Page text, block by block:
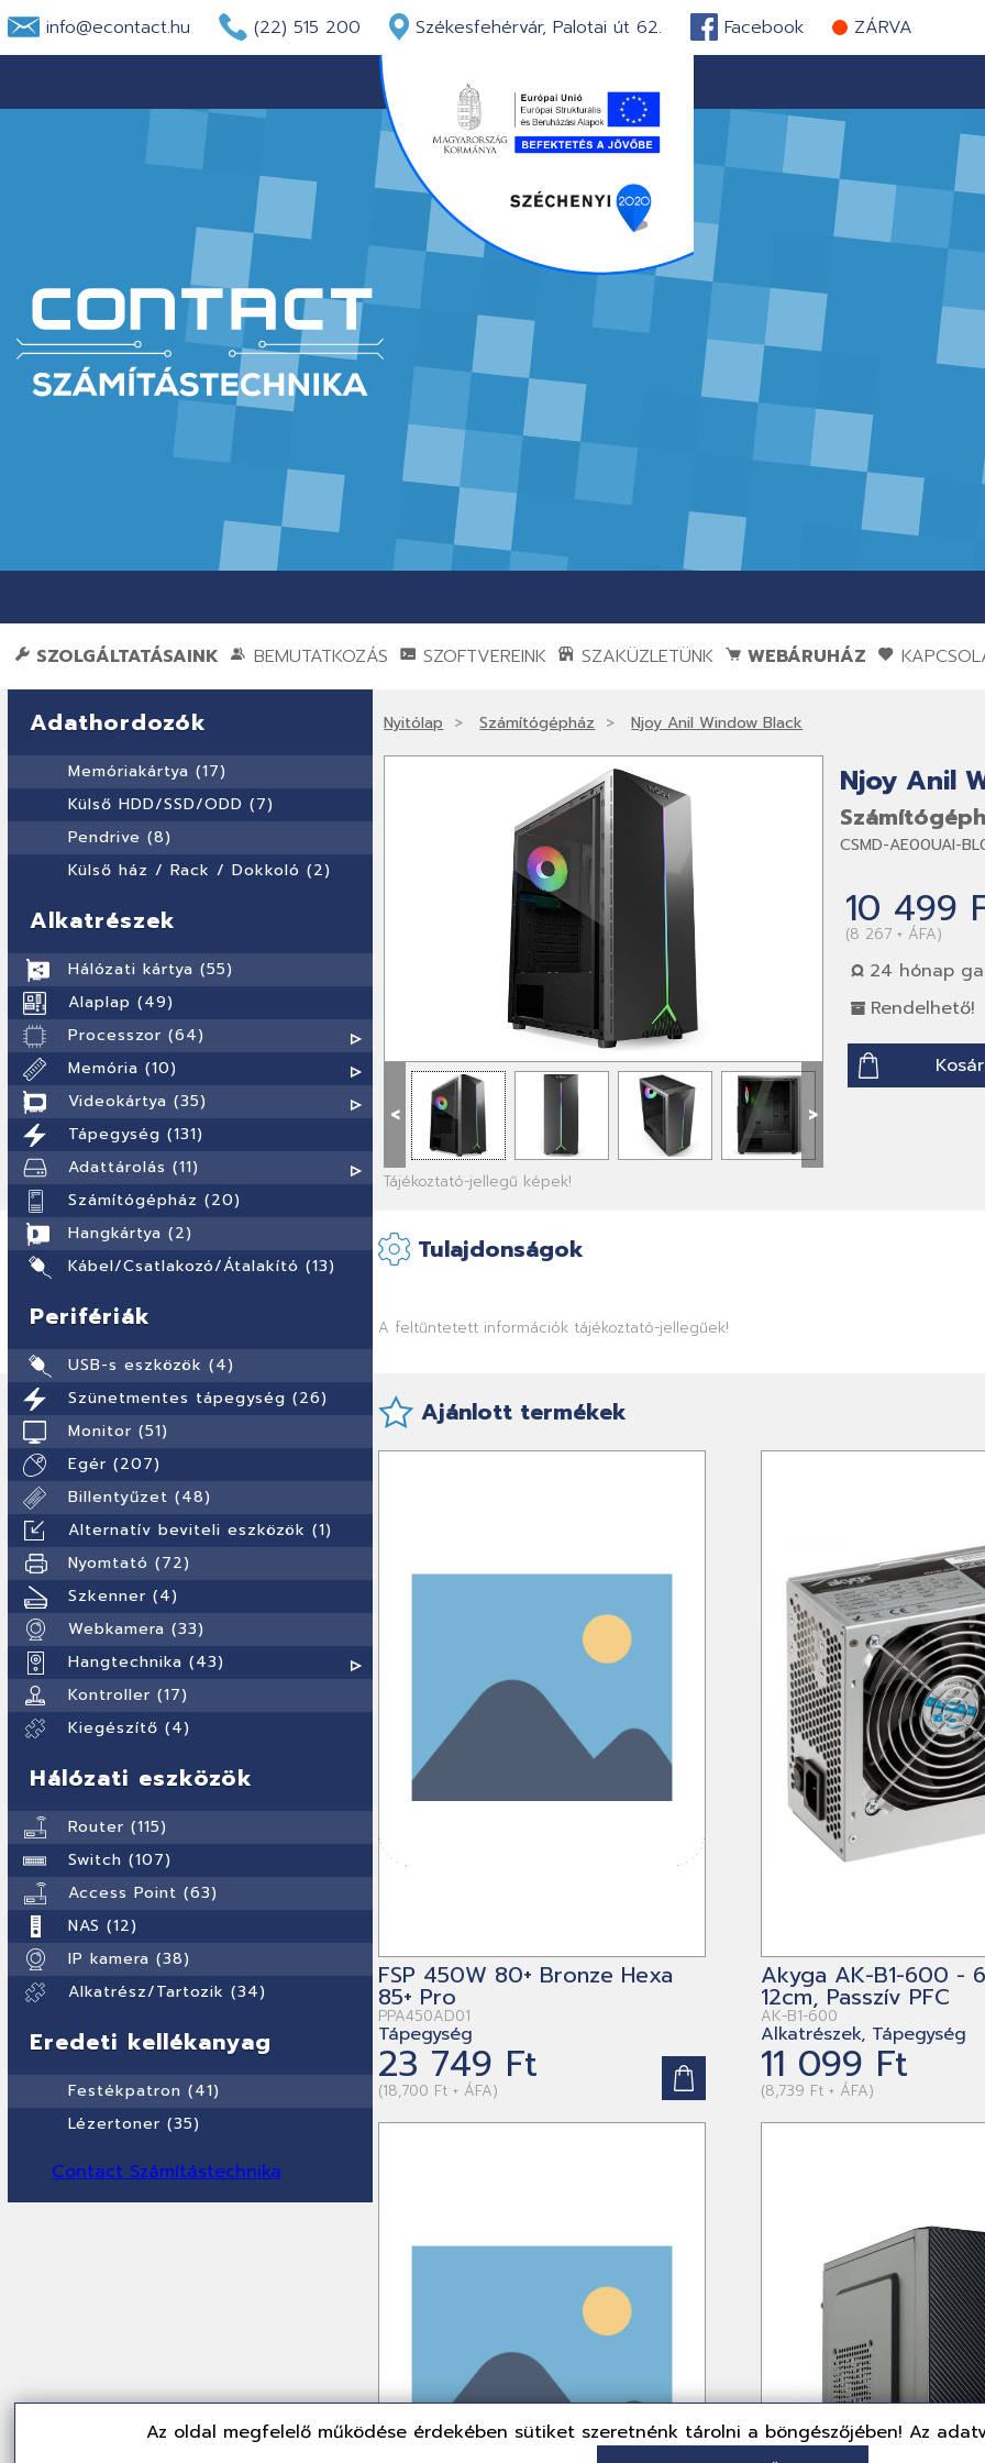
Az oldal megfelelő működése érdekében sütiket szeretnénk tárolni a böngészőjében! Az
info@econtact.hu (22) 515 200 Székesfehérvár, Palotai út 62. Facebook ZÁRVA
SZOLGÁLTATÁSAINK BEMUTATKOZÁS SZOFTVEREINK SZAKÜZLETÜNK WEBÁRUHÁZ
Adathordozók
Memóriakártya (17)
Külső HDD/SSD/ODD (7)
Pendrive (8)
Külső ház / Rack / Dokkoló (2)
Alkatrészek
Hálózati kártya (55)
Alaplap (49)
Processzor (64)
Memória (10)
Videokártya (35)
Tápegység (131)
Adattárolás (11)
Számítógépház (20)
Hangkártya (2)
Kábel/Csatlakozó/Átalakító (13)
Perifériák
USB-s eszközök (4)
Szünetmentes tápegység (26)
Monitor (51)
Egér (207)
Billentyűzet (48)
Alternatív beviteli eszközök (1)
Nyomtató (72)
Szkenner (4)
Webkamera (33)
Hangtechnika (43)
Kontroller (17)
Kiegészítő (4)
Hálózati eszközök
Router (115)
Switch (107)
Access Point (63)
NAS (12)
IP kamera (38)
Alkatrész/Tartozik (34)
Eredeti kellékanyag
Festékpatron (41)
Lézertoner (35)
Contact Számítástechnika
Nyitólap Számítógépház Njoy Anil Window Black
< >
Tájékoztató-jellegű képek!
Njoy Anil
CSMD-AE00UAI-
10 499
(8 267 + ÁFA)
24 hónap
Rendelhető!
Tulajdonságok
A feltűntetett információk tájékoztató-jellegűek!
Ajánlott termékek
FSP 450W 80+ Bronze Hexa
85+ Pro
PPA450AD01
Tápegység
23 749 Ft
(18,700 Ft + ÁFA)
Akyga AK-B1-600 -
12cm, Passzív PFC
AK-B1-600
Alkatrészek, Tápegység
11 099 Ft
(8,739 Ft + ÁFA)